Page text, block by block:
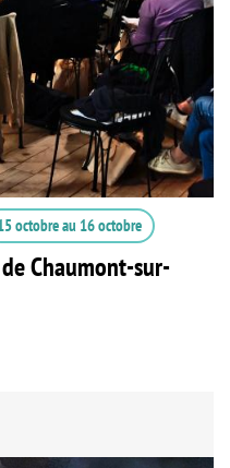
octobreau 16 octobre
Chaumont-sur-